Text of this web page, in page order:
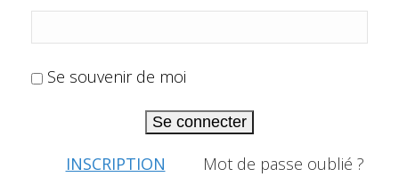
Se souvenir de moi
Se connecter
INSCRIPTION Mot de passe oublié ?